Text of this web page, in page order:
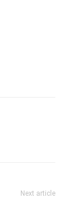
Next article